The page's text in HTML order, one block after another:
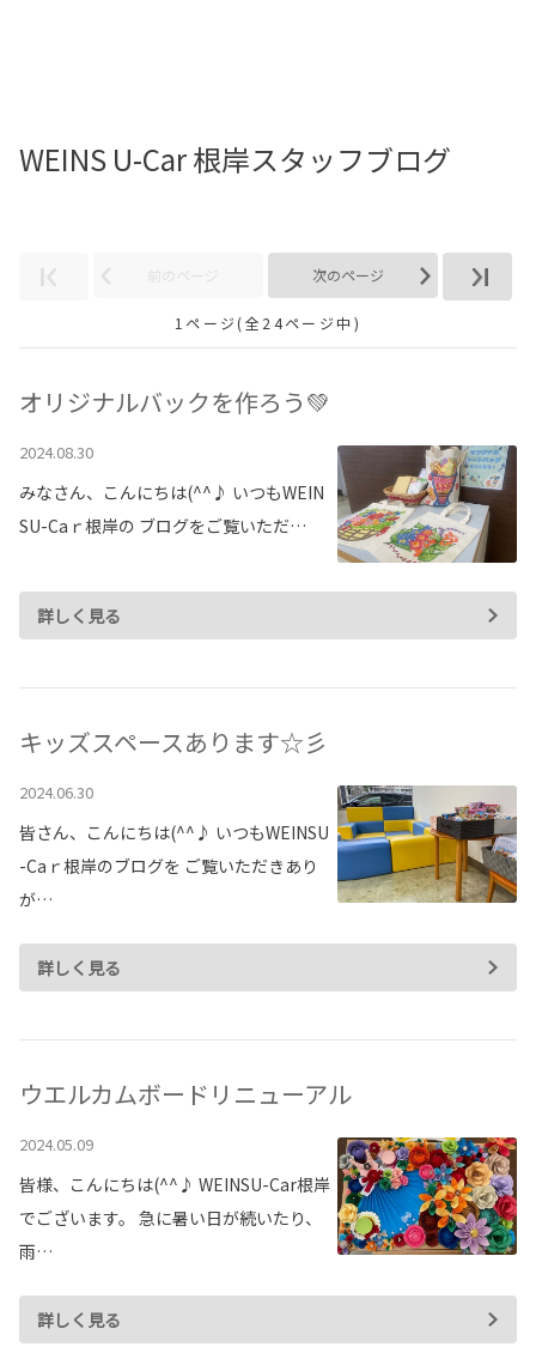
中古車を探す
新車購入ガイド
お得情報
地域応援活動
採用情報
法人のお客様
各種予約
事故・故障受付センター
WEINS U-Car 根岸スタッフブログ
前のページ 次のページ
1ページ(全24ページ中)
オリジナルバックを作ろう💚
2024.08.30
みなさん、こんにちは(^^♪ いつもWEIN
SU-Caｒ根岸の ブログをご覧いただ…
詳しく見る
キッズスペースあります☆彡
2024.06.30
皆さん、こんにちは(^^♪ いつもWEINSU
-Caｒ根岸のブログを ご覧いただきあり
が…
詳しく見る
ウエルカムボードリニューアル
2024.05.09
皆様、こんにちは(^^♪ WEINSU-Car根岸
でございます。 急に暑い日が続いたり、
雨…
詳しく見る